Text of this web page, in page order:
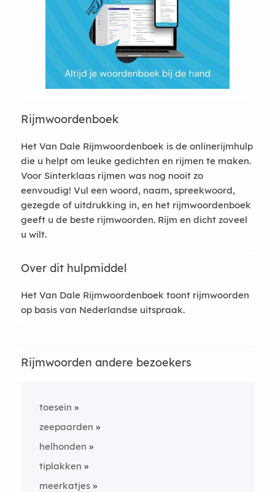
Rijmwoordenboek
Het Van Dale Rijmwoordenboek is de onlinerijmhulp
die u helpt om leuke gedichten en rijmen te maken.
Voor Sinterklaas rijmen was nog nooit zo
eenvoudig! Vul een woord, naam, spreekwoord,
gezegde of uitdrukking in, en het rijmwoordenboek
geeft u de beste rijmwoorden. Rijm en dicht zoveel
u wilt.
Over dit hulpmiddel
Het Van Dale Rijmwoordenboek toont rijmwoorden
op basis van Nederlandse uitspraak.
Rijmwoorden andere bezoekers
toesein
zeepaarden
helhonden
tiplakken
meerkatjes